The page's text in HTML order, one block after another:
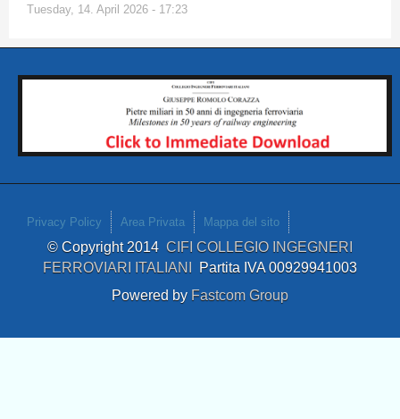
Tuesday, 14. April 2026 - 17:23
Privacy Policy Area Privata Mappa del sito
© Copyright 2014 CIFI COLLEGIO INGEGNERI
FERROVIARI ITALIANI Partita IVA 00929941003
Powered by Fastcom Group